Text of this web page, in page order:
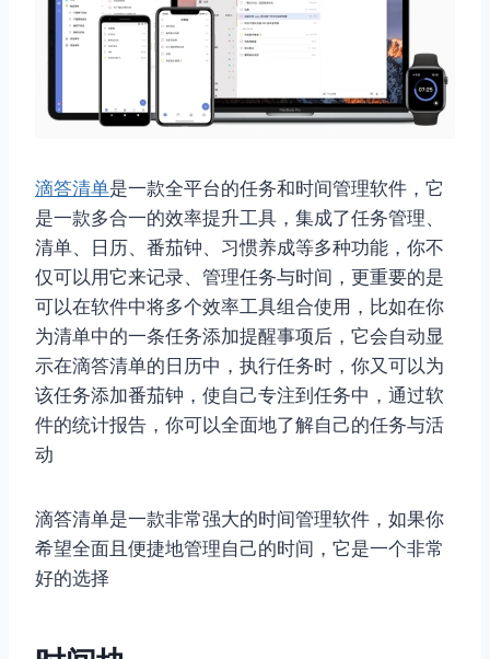
滴答清单是一款全平台的任务和时间管理软件，它
是一款多合一的效率提升工具，集成了任务管理、
清单、日历、番茄钟、习惯养成等多种功能，你不
仅可以用它来记录、管理任务与时间，更重要的是
可以在软件中将多个效率工具组合使用，比如在你
为清单中的一条任务添加提醒事项后，它会自动显
示在滴答清单的日历中，执行任务时，你又可以为
该任务添加番茄钟，使自己专注到任务中，通过软
件的统计报告，你可以全面地了解自己的任务与活
动
滴答清单是一款非常强大的时间管理软件，如果你
希望全面且便捷地管理自己的时间，它是一个非常
好的选择